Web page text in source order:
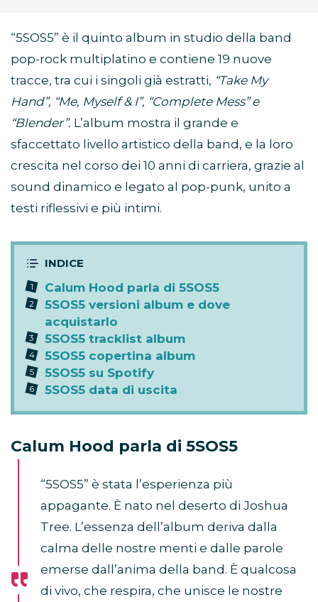
“5SOS5” è il quinto album in studio della band
pop-rock multiplatino e contiene 19 nuove
tracce, tra cui i singoli già estratti, “Take My
Hand”, “Me, Myself & I”, “Complete Mess” e
“Blender”. L’album mostra il grande e
sfaccettato livello artistico della band, e la loro
crescita nel corso dei 10 anni di carriera, grazie al
sound dinamico e legato al pop-punk, unito a
testi riflessivi e più intimi.
Calum Hood parla di 5SOS5
5SOS5 versioni album e dove
acquistarlo
5SOS5 tracklist album
5SOS5 copertina album
5SOS5 su Spotify
5SOS5 data di uscita
Calum Hood parla di 5SOS5
“5SOS5” è stata l’esperienza più
appagante. È nato nel deserto di Joshua
Tree. L’essenza dell’album deriva dalla
calma delle nostre menti e dalle parole
emerse dall’anima della band. È qualcosa
di vivo, che respira, che unisce le nostre